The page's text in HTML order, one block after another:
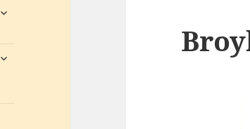
untermenü
untermenü